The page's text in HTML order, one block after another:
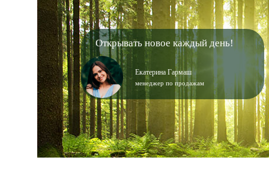
Открывать новое каждый день!
Екатерина Гармаш
менеджер по продажам